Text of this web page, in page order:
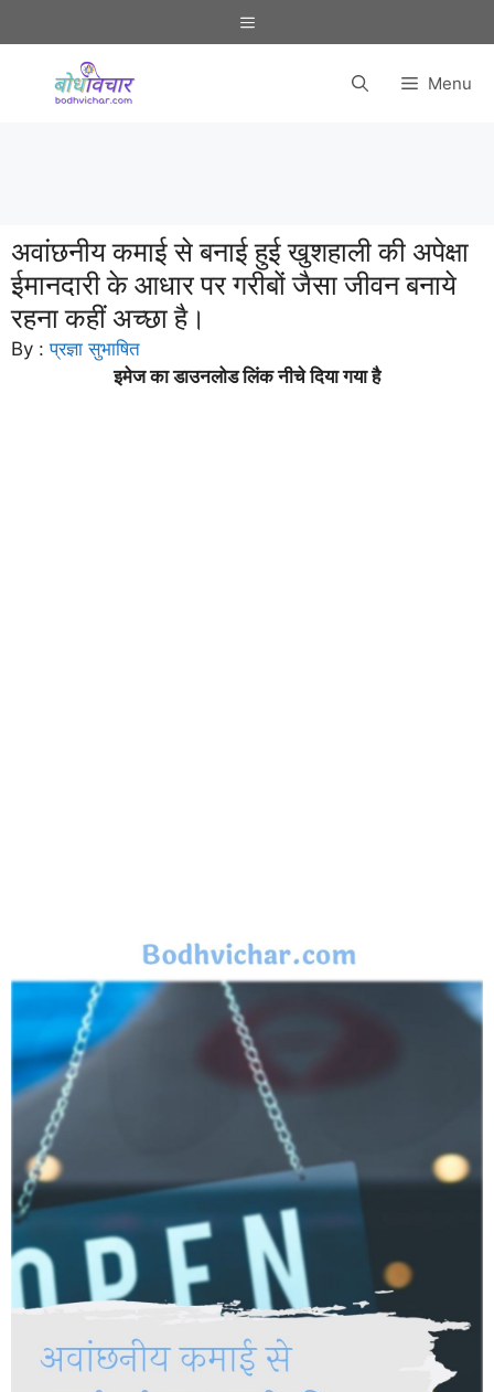
to
Menu
Menu
अवांछनीय कमाई से बनाई हुई खुशहाली की अपेक्षा
ईमानदारी के आधार पर गरीबों जैसा जीवन बनाये
रहना कहीं अच्छा है।
By :प्रज्ञा सुभाषित
इमेज का डाउनलोड लिंक नीचे दिया गया है